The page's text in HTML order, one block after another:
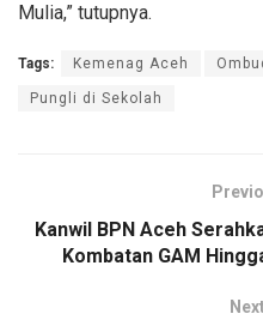
Mulia,” tutupnya.
Tags: Kemenag Aceh
Pungli di Sekolah
Kanwil BPN Aceh
Kombatan GAM